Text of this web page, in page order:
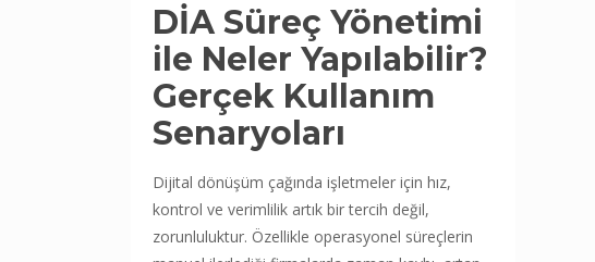
DİA Süreç Yönetimi
ile Neler Yapılabilir?
Gerçek Kullanım
Senaryoları
Dijital dönüşüm çağında işletmeler için hız,
kontrol ve verimlilik artık bir tercih değil,
zorunluluktur. Özellikle operasyonel süreçlerin